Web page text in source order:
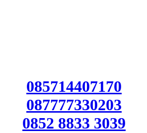
085714407170
087777330203
0852 8833 3039